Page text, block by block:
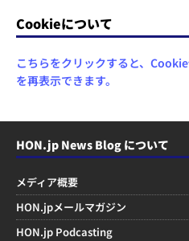
Cookieについて
こちらをクリックすると、
を再表示できます。
HON.jp News Blog について
メディア概要
HON.jpメールマガジン
HON.jp Podcasting